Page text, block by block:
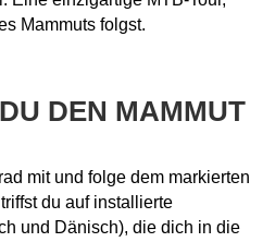
Mammuts folgst.
DEN MAMMUT
mit und folge dem markierten
du auf installierte
und Dänisch), die dich in die